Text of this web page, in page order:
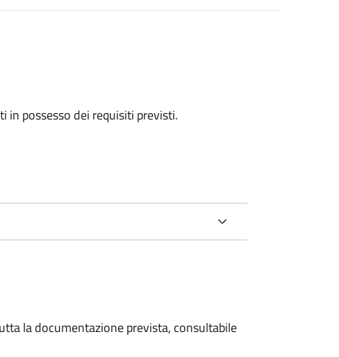
in possesso dei requisiti previsti.
la documentazione prevista, consultabile